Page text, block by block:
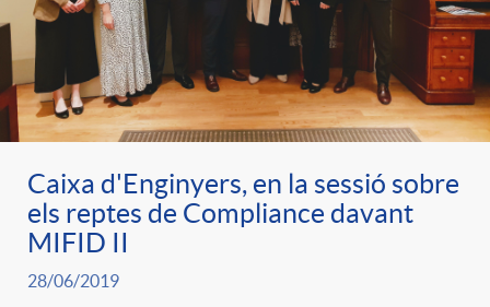
r
a
S
a
ó
p
e
r
t
e
n
i
c
a
Caixa d'Enginyers, en la sessió sobre
els reptes de Compliance davant
MIFID II
28/06/2019